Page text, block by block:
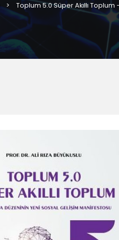
> Toplum 5.0 Süper Akıllı Toplum